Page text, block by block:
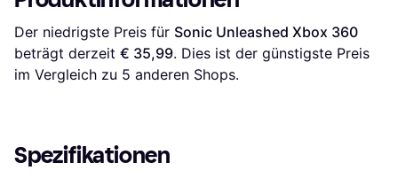
Der niedrigste Preis für Sonic Unleashed Xbox 360
beträgt derzeit € 35,99. Dies ist der günstigste Preis
im Vergleich zu 5 anderen Shops.
Spezifikationen